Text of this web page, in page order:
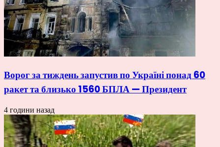
Ворог за тиждень запустив по Україні понад 60
ракет та близько 1560 БПЛА — Президент
4 години назад